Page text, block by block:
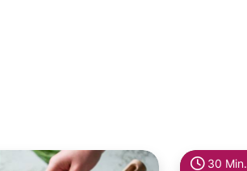
30 Min.